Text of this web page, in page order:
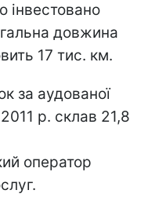
інвестовано
довжина
17 тис. км.
за аудованої
р. склав 21,8
оператор